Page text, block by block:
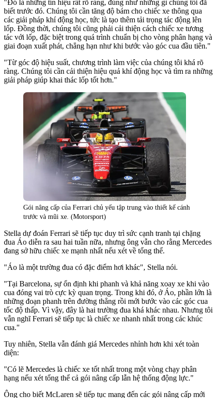
"Đó là những tín hiệu rất rõ ràng, đúng như những gì chúng tôi đã
biết trước đó. Chúng tôi cần tăng độ bám cho chiếc xe thông qua
các giải pháp khí động học, tức là tạo thêm tải trọng tác động lên
lốp. Đồng thời, chúng tôi cũng phải cải thiện cách chiếc xe tương
tác với lốp, đặc biệt trong quá trình chuẩn bị cho vòng phân hạng và
giai đoạn xuất phát, chẳng hạn như khi bước vào góc cua đầu tiên."
"Từ góc độ hiệu suất, chương trình làm việc của chúng tôi khá rõ
ràng. Chúng tôi cần cải thiện hiệu quả khí động học và tìm ra những
giải pháp giúp khai thác lốp tốt hơn."
Gói nâng cấp của Ferrari chủ yếu tập trung vào thiết kế cánh
trước và mũi xe. (Motorsport)
Stella dự đoán Ferrari sẽ tiếp tục duy trì sức cạnh tranh tại chặng
đua Áo diễn ra sau hai tuần nữa, nhưng ông vẫn cho rằng Mercedes
đang sở hữu chiếc xe mạnh nhất nếu xét về tổng thể.
"Áo là một trường đua có đặc điểm hơi khác", Stella nói.
"Tại Barcelona, sự ổn định khi phanh và khả năng xoay xe khi vào
cua đóng vai trò cực kỳ quan trọng. Trong khi đó, ở Áo, phần lớn là
những đoạn phanh trên đường thẳng rồi mới bước vào các góc cua
tốc độ thấp. Vì vậy, đây là hai trường đua khá khác nhau. Nhưng tôi
vẫn nghĩ Ferrari sẽ tiếp tục là chiếc xe nhanh nhất trong các khúc
cua."
Tuy nhiên, Stella vẫn đánh giá Mercedes nhỉnh hơn khi xét toàn
diện:
"Có lẽ Mercedes là chiếc xe tốt nhất trong một vòng chạy phân
hạng nếu xét tổng thể cả gói nâng cấp lẫn hệ thống động lực."
Ông cho biết McLaren sẽ tiếp tục mang đến các gói nâng cấp mới